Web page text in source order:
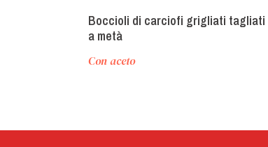
Boccioli di carciofi grigliati tagliati
a metà
Con aceto